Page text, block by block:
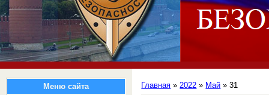
Меню сайта Главная »2022 » Май » 31